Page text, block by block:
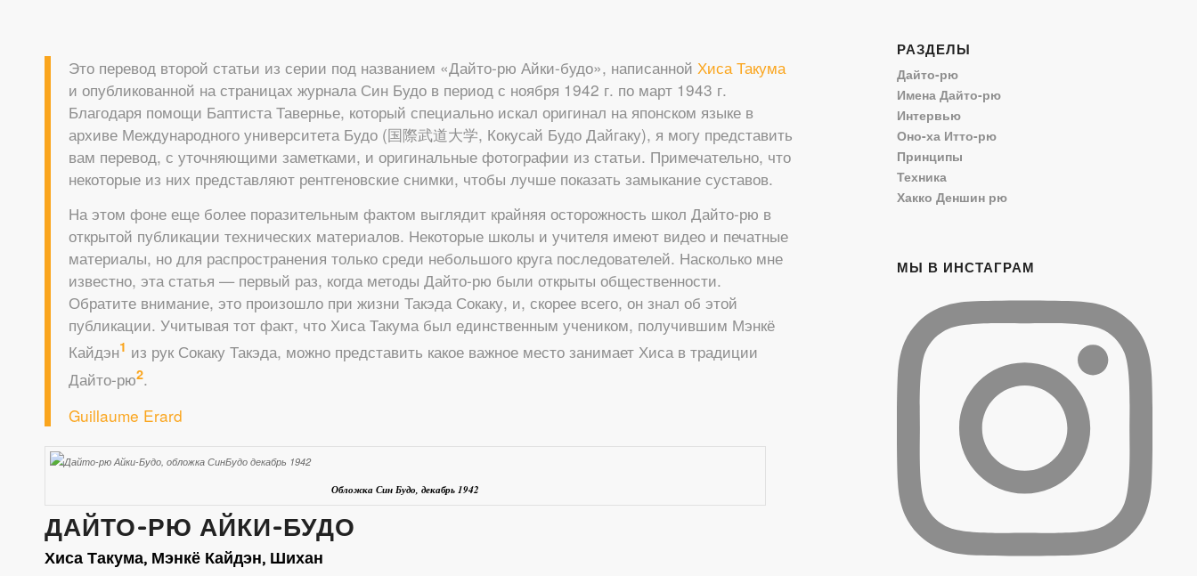
Это перевод второй статьи из серии под названием «Дайто-рю Айки-будо», написанной Хиса Такума
и опубликованной на страницах журнала Син Будо в период с ноября 1942 г. по март 1943 г.
Благодаря помощи Баптиста Тавернье, который специально искал оригинал на японском языке в
архиве Международного университета Будо (国際武道大学, Кокусай Будо Дайгаку), я могу представить
вам перевод, с уточняющими заметками, и оригинальные фотографии из статьи. Примечательно, что
некоторые из них представляют рентгеновские снимки, чтобы лучше показать замыкание суставов.
На этом фоне еще более поразительным фактом выглядит крайняя осторожность школ Дайто-рю в
открытой публикации технических материалов. Некоторые школы и учителя имеют видео и печатные
материалы, но для распространения только среди небольшого круга последователей. Насколько мне
известно, эта статья — первый раз, когда методы Дайто-рю были открыты общественности.
Обратите внимание, это произошло при жизни Такэда Сокаку, и, скорее всего, он знал об этой
публикации. Учитывая тот факт, что Хиса Такума был единственным учеником, получившим Мэнкё
Кайдэн1 из рук Сокаку Такэда, можно представить какое важное место занимает Хиса в традиции
Дайто-рю2.
Guillaume Erard
Обложка Син Будо, декабрь 1942
ДАЙТО-РЮ АЙКИ-БУДО
Хиса Такума, Мэнкё Кайдэн, Шихан
РАЗДЕЛЫ
Дайто-рю
Имена Дайто-рю
Интервью
Оно-ха Итто-рю
Принципы
Техника
Хакко Деншин рю
МЫ В ИНСТАГРАМ